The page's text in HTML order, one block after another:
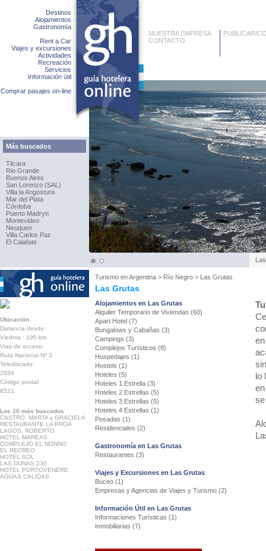
Destinos
Alojamientos
Gastronomía
Rent a Car
Viajes y excursiones
Actividades
Recreación
Servicios
Información útil
Comprar pasajes on-line
Más buscados
Tilcara
Rio Grande
Buenos Aires
San Lorenzo (SAL)
Villa la Angostura
Mar del Plata
Córdoba
Puerto Madryn
Montevideo
Neuquen
Villa Carlos Paz
El Calafate
NUESTRA EMPRESA
CONTACTO
PUBLICAR/
Turismo enArgentina > Río Negro > Las Grutas
Las Grutas
Ubicación
Distancia desde:
Viedma : 195 km
Vias de acceso:
Ruta Nacional Nº 3
Telediscado:
2934
Código postal:
8521
Los 10 más buscados
CASTRO, MARTA y GRACIELA
RESTAURANTE LA PROA
LAGOS, ROBERTO
HOTEL MAREAS
COMPLEJO EL NONNO
EL RECREO
HOTEL SOL
LAS DUNAS 230
HOTEL PORTOVENERE
AGUAS CALIDAS
Alojamientos en Las Grutas
Alquiler Temporario de Viviendas (60)
Apart Hotel (7)
Bungalows y Cabañas (3)
Campings (3)
Complejos Turísticos (8)
Hospedajes (1)
Hostels (1)
Hoteles (5)
Hoteles 1 Estrella (3)
Hoteles 2 Estrellas (5)
Hoteles 3 Estrellas (5)
Hoteles 4 Estrellas (1)
Posadas (1)
Residenciales (2)
Gastronomía en Las Grutas
Restaurantes (3)
Viajes y Excursiones en Las Grutas
Buceo (1)
Empresas y Agencias de Viajes y Turismo (2)
Información Útil en Las Grutas
Informaciones Turísticas (1)
Inmobiliarias (7)
lo